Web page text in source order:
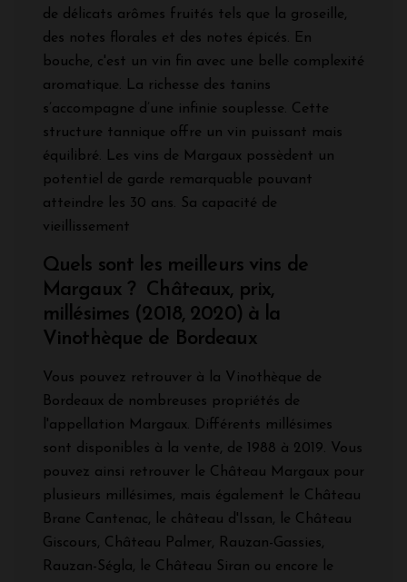
de délicats arômes fruités tels que la groseille,
des notes florales et des notes épicés. En
bouche, c'est un vin fin avec une belle complexité
aromatique. La richesse des tanins
s’accompagne d’une infinie souplesse. Cette
structure tannique offre un vin puissant mais
équilibré. Les vins de Margaux possèdent un
potentiel de garde remarquable pouvant
atteindre les 30 ans. Sa capacité de
vieillissement
Quels sont les meilleurs vins de
Margaux ? Châteaux, prix,
millésimes (2018, 2020) à la
Vinothèque de Bordeaux
Vous pouvez retrouver à la Vinothèque de
Bordeaux de nombreuses propriétés de
l'appellation Margaux. Différents millésimes
sont disponibles à la vente, de 1988 à 2019. Vous
pouvez ainsi retrouver le Château Margaux pour
plusieurs millésimes, mais également le Château
Brane Cantenac, le château d'Issan, le Château
Giscours, Château Palmer, Rauzan-Gassies,
Rauzan-Ségla, le Château Siran ou encore le